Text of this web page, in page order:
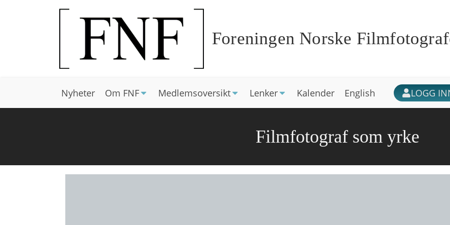
Foreningen Norske
Nyheter Om FNF Medlemsoversikt Lenker Kalender English LOGG
Filmfotograf som yrke